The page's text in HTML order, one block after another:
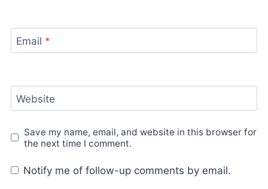
Email *
Website
Save my name, email, and website in this browser for
the next time I comment.
Notify me of follow-up comments by email.